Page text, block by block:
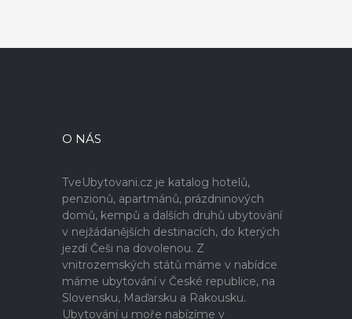
O NÁS
TveUbytovani.cz je katalog hotelů,
penzionů, apartmánů, prázdninových
domů, kempů a dalších druhů ubytování
v nejžádanějších destinacích, do kterých
jezdí Češi na dovolenou. Z
vnitrozemských států máme v nabídce
máme ubytování v České republice, na
Slovensku, Maďarsku a Rakousku.
Ubytování u moře nabízíme v